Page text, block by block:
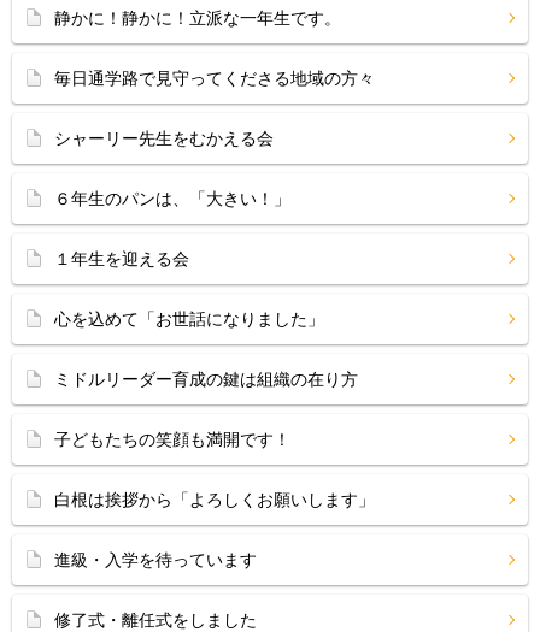
静かに！静かに！立派な一年生です。
毎日通学路で見守ってくださる地域の方々
シャーリー先生をむかえる会
６年生のパンは、「大きい！」
１年生を迎える会
心を込めて「お世話になりました」
ミドルリーダー育成の鍵は組織の在り方
子どもたちの笑顔も満開です！
白根は挨拶から「よろしくお願いします」
進級・入学を待っています
修了式・離任式をしました